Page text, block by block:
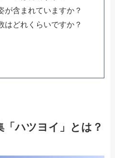
が含まれていますか？
はどれくらいですか？
ハツヨイ」とは？